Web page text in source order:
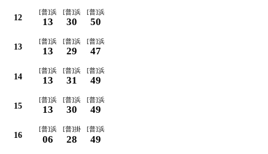
12
[普]浜
13
[普]浜
30
[普]浜
50
13
[普]浜
13
[普]浜
29
[普]浜
47
14
[普]浜
13
[普]浜
31
[普]浜
49
15
[普]浜
13
[普]浜
30
[普]浜
49
16
[普]浜
06
[普]掛
28
[普]浜
49